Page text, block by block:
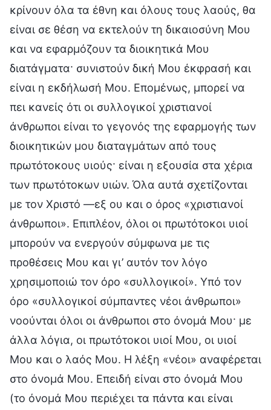
κρίνουν όλα τα έθνη και όλους τους λαούς, θα
είναι σε θέση να εκτελούν τη δικαιοσύνη Μου
και να εφαρμόζουν τα διοικητικά Μου
διατάγματα· συνιστούν δική Μου έκφρασή και
είναι η εκδήλωσή Μου. Επομένως, μπορεί να
πει κανείς ότι οι συλλογικοί χριστιανοί
άνθρωποι είναι το γεγονός της εφαρμογής των
διοικητικών μου διαταγμάτων από τους
πρωτότοκους υιούς· είναι η εξουσία στα χέρια
των πρωτότοκων υιών. Όλα αυτά σχετίζονται
με τον Χριστό —εξ ου και ο όρος «χριστιανοί
άνθρωποι». Επιπλέον, όλοι οι πρωτότοκοι υιοί
μπορούν να ενεργούν σύμφωνα με τις
προθέσεις Μου και γι’ αυτόν τον λόγο
χρησιμοποιώ τον όρο «συλλογικοί». Υπό τον
όρο «συλλογικοί σύμπαντες νέοι άνθρωποι»
νοούνται όλοι οι άνθρωποι στο όνομά Μου· με
άλλα λόγια, οι πρωτότοκοι υιοί Μου, οι υιοί
Μου και ο λαός Μου. Η λέξη «νέοι» αναφέρεται
στο όνομά Μου. Επειδή είναι στο όνομά Μου
(το όνομά Μου περιέχει τα πάντα και είναι